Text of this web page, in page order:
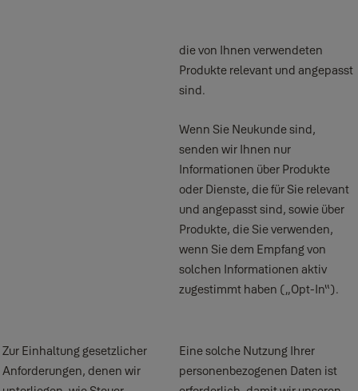
die von Ihnen verwendeten
Produkte relevant und angepasst
sind.
Wenn Sie Neukunde sind,
senden wir Ihnen nur
Informationen über Produkte
oder Dienste, die für Sie relevant
und angepasst sind, sowie über
Produkte, die Sie verwenden,
wenn Sie dem Empfang von
solchen Informationen aktiv
zugestimmt haben („Opt-In“).
Zur Einhaltung gesetzlicher
Anforderungen, denen wir
Eine solche Nutzung Ihrer
personenbezogenen Daten ist